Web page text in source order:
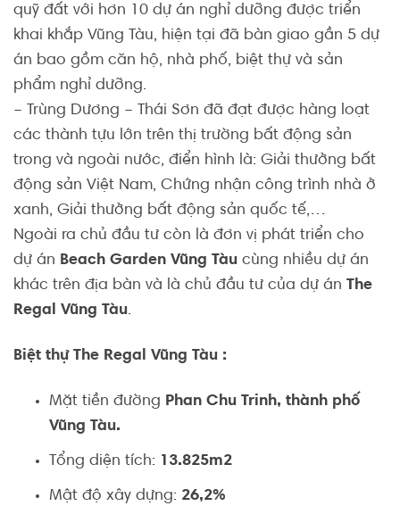
quỹ đất với hơn 10 dự án nghỉ dưỡng được triển
khai khắp Vũng Tàu, hiện tại đã bàn giao gần 5 dự
án bao gồm căn hộ, nhà phố, biệt thự và sản
phẩm nghỉ dưỡng.
– Trùng Dương – Thái Sơn đã đạt được hàng loạt
các thành tựu lớn trên thị trường bất động sản
trong và ngoài nước, điển hình là: Giải thưởng bất
động sản Việt Nam, Chứng nhận công trình nhà ở
xanh, Giải thưởng bất động sản quốc tế,…
Ngoài ra chủ đầu tư còn là đơn vị phát triển cho
dự án Beach Garden Vũng Tàu cùng nhiều dự án
khác trên địa bàn và là chủ đầu tư của dự án The
Regal Vũng Tàu.
Biệt thự The Regal Vũng Tàu :
Mặt tiền đường Phan Chu Trinh, thành phố
Vũng Tàu.
Tổng diện tích: 13.825m2
Mật độ xây dựng: 26,2%